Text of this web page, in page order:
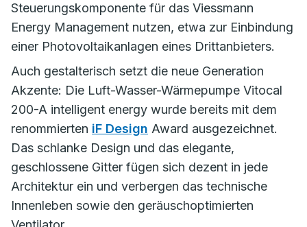
Steuerungskomponente für das Viessmann
Energy Management nutzen, etwa zur Einbindung
einer Photovoltaikanlagen eines Drittanbieters.
Auch gestalterisch setzt die neue Generation
Akzente: Die Luft-Wasser-Wärmepumpe Vitocal
200-A intelligent energy wurde bereits mit dem
renommierten iF Design Award ausgezeichnet.
Das schlanke Design und das elegante,
geschlossene Gitter fügen sich dezent in jede
Architektur ein und verbergen das technische
Innenleben sowie den geräuschoptimierten